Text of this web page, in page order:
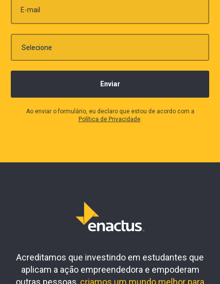
E-mail
Ao enviar o formulário, eu declaro que estou de acordo com a
Política de Privacidade.
Acreditamos que investindo em estudantes que
aplicam a ação empreendedora e empoderam